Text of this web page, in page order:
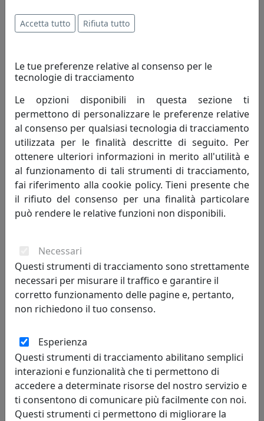
PLAFONIERA ASTRO A 4 LUCI 206.370.09 GIALLO
Metal Lux
PLAFONIERA ASTRO A 6 LUCI 206.380.15 FOGLIA ARGENTO
Metal Lux
Accetta tutto Rifiuta tutto
Le tue preferenze relative al consenso per le
tecnologie di tracciamento
Le opzioni disponibili in questa sezione ti
permettono di personalizzare le preferenze relative
al consenso per qualsiasi tecnologia di tracciamento
utilizzata per le finalità descritte di seguito. Per
ottenere ulteriori informazioni in merito all'utilità e
al funzionamento di tali strumenti di tracciamento,
fai riferimento alla cookie policy. Tieni presente che
il rifiuto del consenso per una finalità particolare
può rendere le relative funzioni non disponibili.
Necessari
Questi strumenti di tracciamento sono strettamente
necessari per misurare il traffico e garantire il
corretto funzionamento delle pagine e, pertanto,
non richiedono il tuo consenso.
Esperienza
Questi strumenti di tracciamento abilitano semplici
interazioni e funzionalità che ti permettono di
accedere a determinate risorse del nostro servizio e
ti consentono di comunicare più facilmente con noi.
Questi strumenti ci permettono di migliorare la